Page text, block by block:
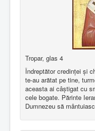
Tropar, glas 4
Îndreptător credinţei şi
te-au arătat pe tine,
aceasta ai câştigat cu
cele bogate. Părinte
Dumnezeu să